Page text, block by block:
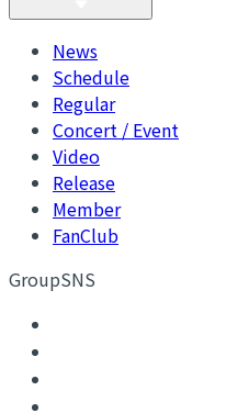
News
Schedule
Regular
Concert / Event
Video
Release
Member
FanClub
GroupSNS